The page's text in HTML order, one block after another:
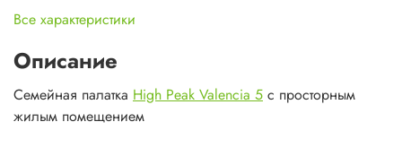
Все характеристики
Описание
Семейная палатка High Peak Valencia 5 с просторным
жилым помещением